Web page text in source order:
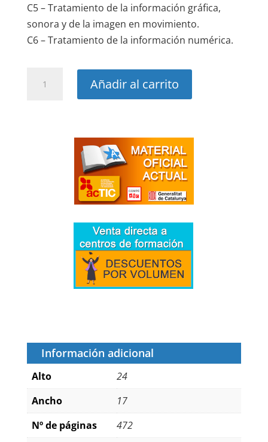
C5 – Tratamiento de la información gráfica,
sonora y de la imagen en movimiento.
C6 – Tratamiento de la información numérica.
práctico
competencias
Añadir al carrito
Información adicional
Alto
24
Ancho
17
Nº de páginas
472